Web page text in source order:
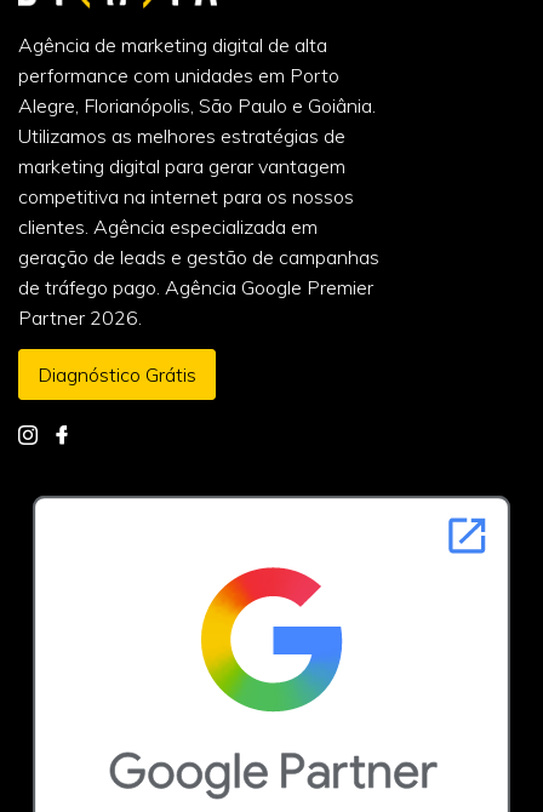
Agência de marketing digital de alta
performance com unidades em Porto
Alegre, Florianópolis, São Paulo e Goiânia.
Utilizamos as melhores estratégias de
marketing digital para gerar vantagem
competitiva na internet para os nossos
clientes. Agência especializada em
geração de leads e gestão de campanhas
de tráfego pago. Agência Google Premier
Partner 2026.
Diagnóstico Grátis